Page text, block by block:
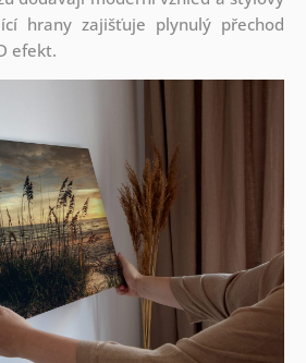
hrany zajišťuje plynulý přechod
efekt.